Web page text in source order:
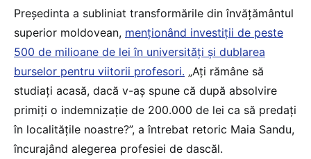
Președinta a subliniat transformările din învățământul
superior moldovean, menționând investiții de peste
500 de milioane de lei în universități și dublarea
burselor pentru viitorii profesori. „Ați rămâne să
studiați acasă, dacă v-aș spune că după absolvire
primiți o indemnizație de 200.000 de lei ca să predați
în localitățile noastre?”, a întrebat retoric Maia Sandu,
încurajând alegerea profesiei de dascăl.